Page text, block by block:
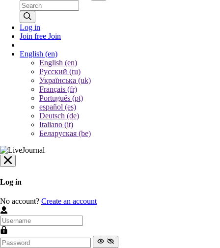
Log in
Join free Join
English (en)
English (en)
Русский (ru)
Українська (uk)
Français (fr)
Português (pt)
español (es)
Deutsch (de)
Italiano (it)
Беларуская (be)
Log in
No account? Create an account